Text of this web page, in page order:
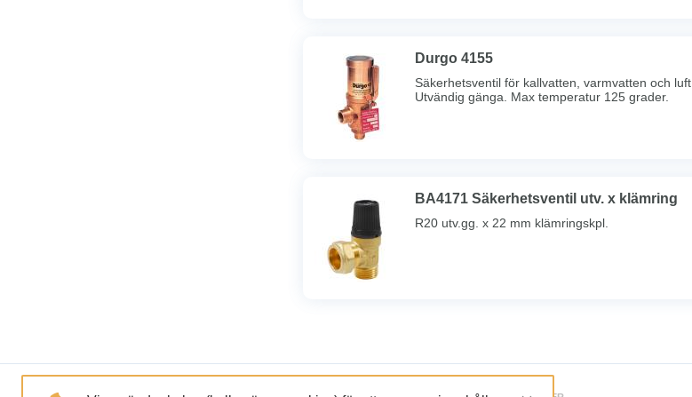
Durgo 4155
Säkerhetsventil för kallvatten, varmvatten och luft.
Utvändig gänga. Max temperatur 125 grader.
BA4171 Säkerhetsventil utv. x klämring
R20 utv.gg. x 22 mm klämringskpl.